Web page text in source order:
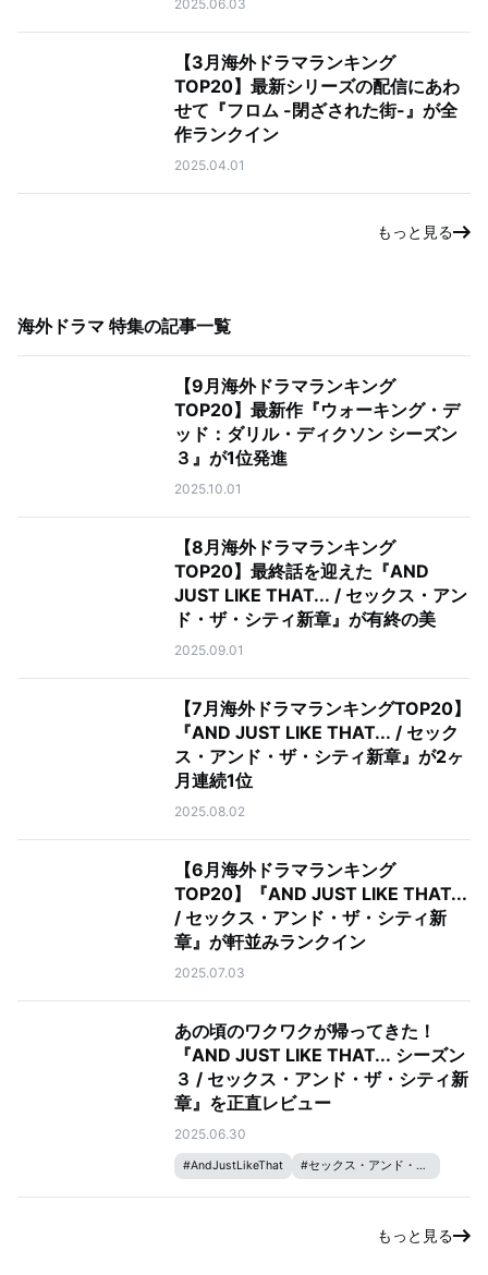
2025.06.03
【3月海外ドラマランキング
TOP20】最新シリーズの配信にあわ
せて『フロム -閉ざされた街-』が全
作ランクイン
2025.04.01
もっと見る
海外ドラマ 特集の記事一覧
【9月海外ドラマランキング
TOP20】最新作『ウォーキング・デ
ッド：ダリル・ディクソン シーズン
３』が1位発進
2025.10.01
【8月海外ドラマランキング
TOP20】最終話を迎えた『AND
JUST LIKE THAT... / セックス・アン
ド・ザ・シティ新章』が有終の美
2025.09.01
【7月海外ドラマランキングTOP20】
『AND JUST LIKE THAT... / セック
ス・アンド・ザ・シティ新章』が2ヶ
月連続1位
2025.08.02
【6月海外ドラマランキング
TOP20】『AND JUST LIKE THAT...
/ セックス・アンド・ザ・シティ新
章』が軒並みランクイン
2025.07.03
あの頃のワクワクが帰ってきた！
『AND JUST LIKE THAT... シーズン
３ / セックス・アンド・ザ・シティ新
章』を正直レビュー
2025.06.30
#AndJustLikeThat #セックス・アンド・ザ・シティ
もっと見る